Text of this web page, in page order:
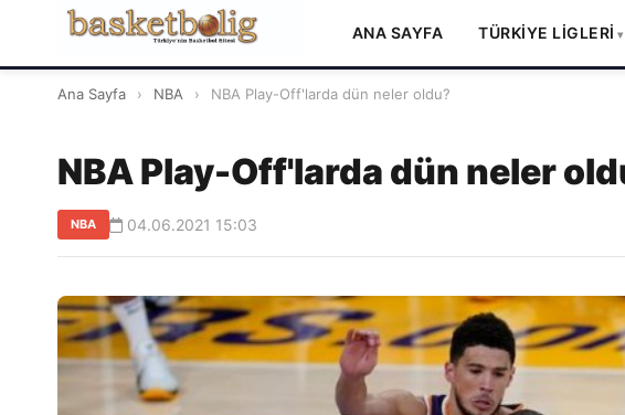
ANA SAYFA TÜRKİYE LİGLERİ
Ana Sayfa › NBA › NBA Play-Off'larda dün neler oldu?
NBA Play-Off'larda dün neler
NBA 04.06.2021 15:03